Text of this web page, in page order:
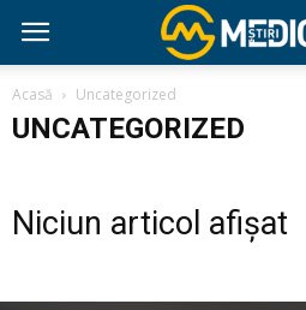
Acasă Uncategorized
UNCATEGORIZED
Niciun articol afișat